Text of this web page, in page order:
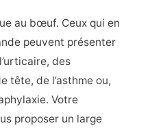
au bœuf. Ceux qui en
peuvent présenter
des
tête, de l’asthme ou,
Votre
proposer un large